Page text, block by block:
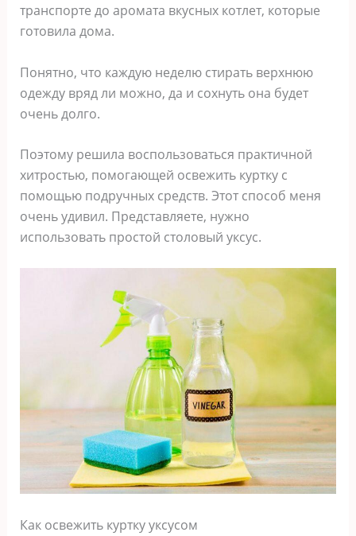
транспорте до аромата вкусных котлет, которые
готовила дома.
Понятно, что каждую неделю стирать верхнюю
одежду вряд ли можно, да и сохнуть она будет
очень долго.
Поэтому решила воспользоваться практичной
хитростью, помогающей освежить куртку с
помощью подручных средств. Этот способ меня
очень удивил. Представляете, нужно
использовать простой столовый уксус.
Как освежить куртку уксусом